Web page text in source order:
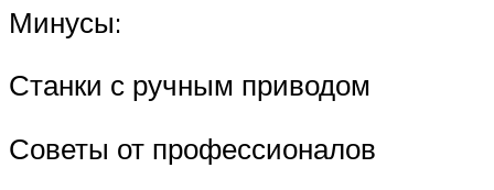
Минусы:
Станки с ручным приводом
Советы от профессионалов